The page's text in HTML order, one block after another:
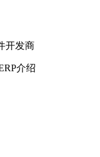
开发商
介绍